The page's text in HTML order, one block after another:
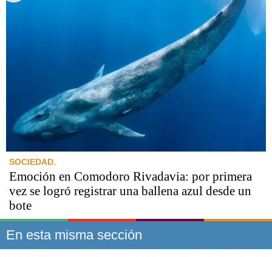
SOCIEDAD.
Emoción en Comodoro Rivadavia: por primera
vez se logró registrar una ballena azul desde un
bote
En esta misma sección